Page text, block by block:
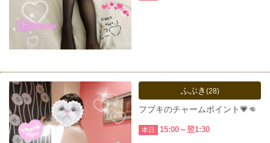
ふぶき (28)
フブキのチャームポイント💗👊‪
本日 15:00～翌1:30